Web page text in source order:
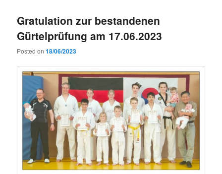
Gratulation zur bestandenen
Gürtelprüfung am 17.06.2023
Posted on18/06/2023